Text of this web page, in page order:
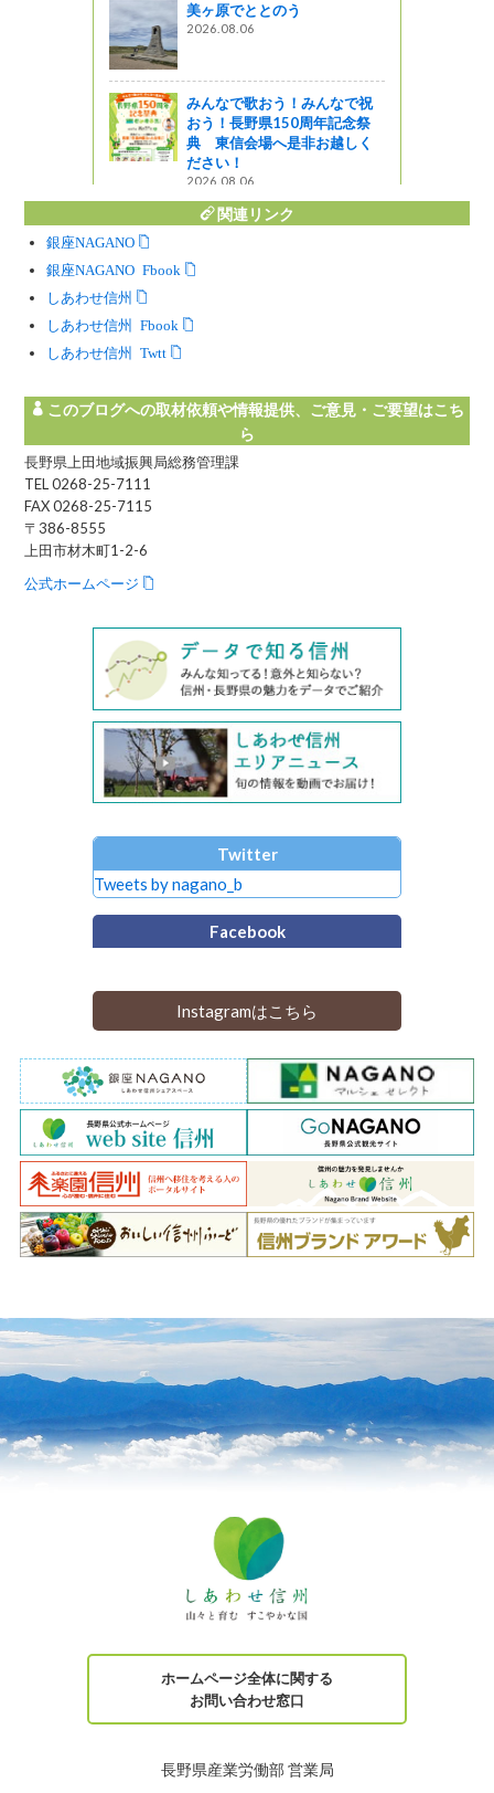
美ヶ原でととのう
2026.08.06
みんなで歌おう！みんなで祝
おう！長野県150周年記念祭
典 東信会場へ是非お越しく
ださい！
2026.08.06
関連リンク
銀座NAGANO
銀座NAGANO Facebook
しあわせ信州
しあわせ信州 Facebook
しあわせ信州 Twitter
このブログへの取材依頼や情報提供、ご意見・ご要望はこち
ら
長野県上田地域振興局総務管理課
TEL 0268-25-7111
FAX 0268-25-7115
〒386-8555
上田市材木町1-2-6
公式ホームページ
Twitter
Tweets by nagano_b
Facebook
Instagramはこちら
ホームページ全体に関する
お問い合わせ窓口
長野県産業労働部 営業局